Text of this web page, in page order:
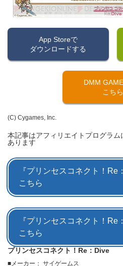
App Storeで
ダウンロードする
DMM
こちら
(C) Cygames, Inc.
本記事はアフィリエイトプログラ
あります
『プリンセスコネクト！Re
こちら
『プリンセスコネクト！Re
こちら
プリンセスコネクト！Re：Dive
メーカー： サイゲームス